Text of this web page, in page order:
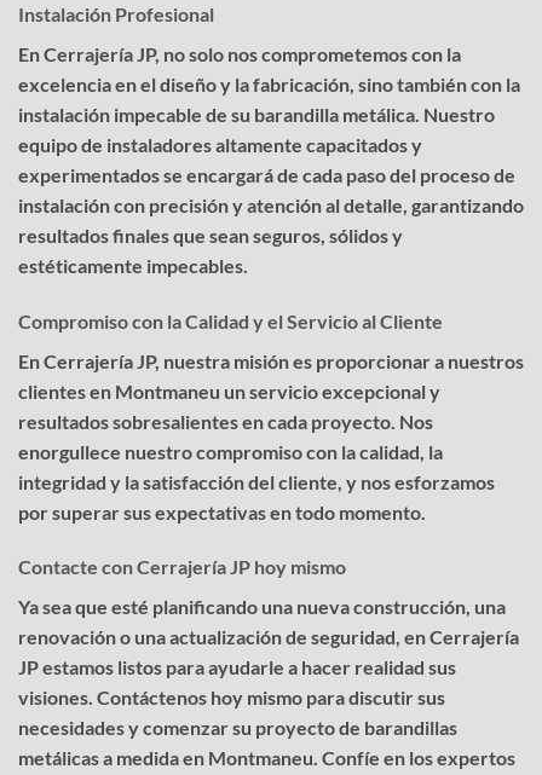
Instalación Profesional
En Cerrajería JP, no solo nos comprometemos con la
excelencia en el diseño y la fabricación, sino también con la
instalación impecable de su barandilla metálica. Nuestro
equipo de instaladores altamente capacitados y
experimentados se encargará de cada paso del proceso de
instalación con precisión y atención al detalle, garantizando
resultados finales que sean seguros, sólidos y
estéticamente impecables.
Compromiso con la Calidad y el Servicio al Cliente
En Cerrajería JP, nuestra misión es proporcionar a nuestros
clientes en Montmaneu un servicio excepcional y
resultados sobresalientes en cada proyecto. Nos
enorgullece nuestro compromiso con la calidad, la
integridad y la satisfacción del cliente, y nos esforzamos
por superar sus expectativas en todo momento.
Contacte con Cerrajería JP hoy mismo
Ya sea que esté planificando una nueva construcción, una
renovación o una actualización de seguridad, en Cerrajería
JP estamos listos para ayudarle a hacer realidad sus
visiones. Contáctenos hoy mismo para discutir sus
necesidades y comenzar su proyecto de barandillas
metálicas a medida en Montmaneu. Confíe en los expertos